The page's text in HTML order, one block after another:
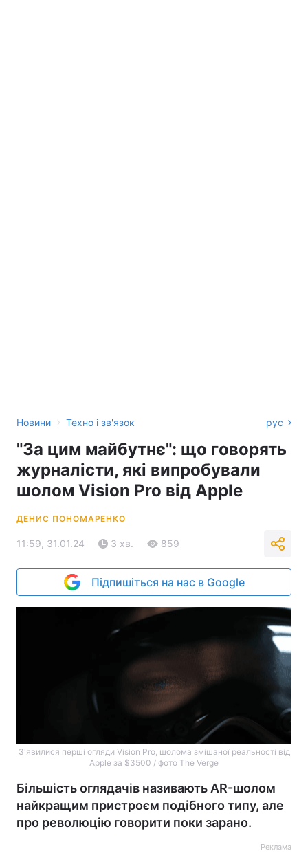
Новини › Техно і зв'язок рус
"За цим майбутнє": що говорять
журналісти, які випробували
шолом Vision Pro від Apple
ДЕНИС ПОНОМАРЕНКО
11:59, 31.01.24 3 хв. 859
Підпишіться на нас в Google
З'явилися перші огляди Vision Pro, шолома змішаної реальності від
Apple за $3500 / фото The Verge
Більшість оглядачів називають AR-шолом
найкращим пристроєм подібного типу, але
про революцію говорити поки зарано.
Реклама